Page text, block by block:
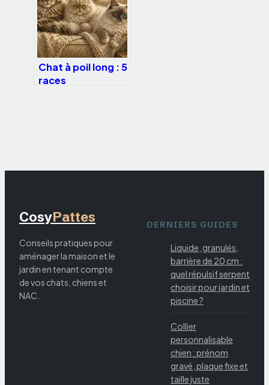
Chat à poil long : 5
races
CosyPattes
Conseils pratiques pour
aménager la maison et le
jardin en tenant compte
de vos chats, chiens et
NAC.
DERNIERS GUIDES
Liquide, granulés,
barrière de 20 cm :
quel répulsif serpent
choisir pour jardin et
piscine ?
Collier
personnalisable
chien : prénom
gravé, plaque fixe et
taille juste